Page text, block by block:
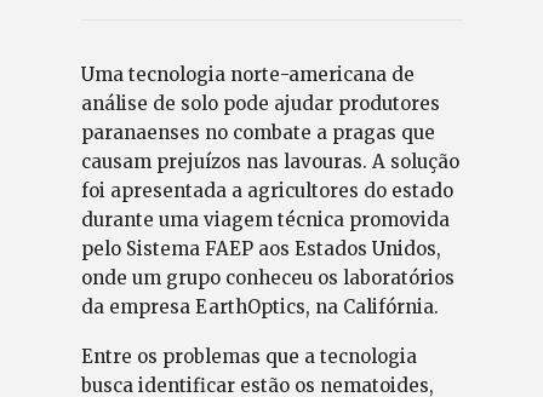
Uma tecnologia norte-americana de
análise de solo pode ajudar produtores
paranaenses no combate a pragas que
causam prejuízos nas lavouras. A solução
foi apresentada a agricultores do estado
durante uma viagem técnica promovida
pelo Sistema FAEP aos Estados Unidos,
onde um grupo conheceu os laboratórios
da empresa EarthOptics, na Califórnia.
Entre os problemas que a tecnologia
busca identificar estão os nematoides,